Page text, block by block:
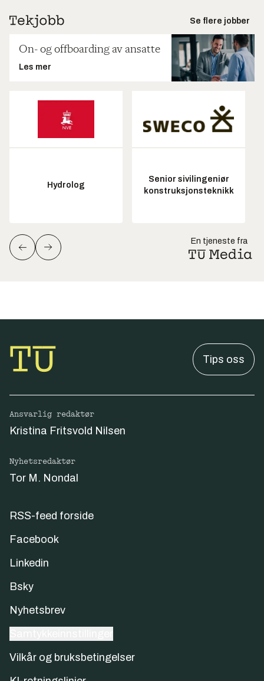
Se flere jobber
On- og offboarding av ansatte
Les mer
Hydrolog
Senior sivilingeniør
konstruksjonsteknikk
En tjeneste fra
Tips oss
Ansvarlig redaktør
Kristina Fritsvold Nilsen
Nyhetsredaktør
Tor M. Nondal
RSS-feed forside
Facebook
Linkedin
Bsky
Nyhetsbrev
Vilkår og bruksbetingelser